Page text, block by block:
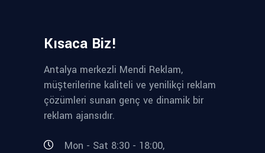
Kısaca Biz!
Antalya merkezli Mendi Reklam,
müşterilerine kaliteli ve yenilikçi reklam
çözümleri sunan genç ve dinamik bir
reklam ajansıdır.
Mon - Sat 8:30 - 18:00,